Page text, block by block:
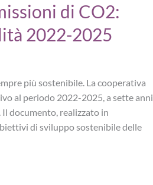
di CO2:
2022-2025
più sostenibile. La cooperativa
al periodo 2022-2025, a sette anni
Il documento, realizzato in
di sviluppo sostenibile delle